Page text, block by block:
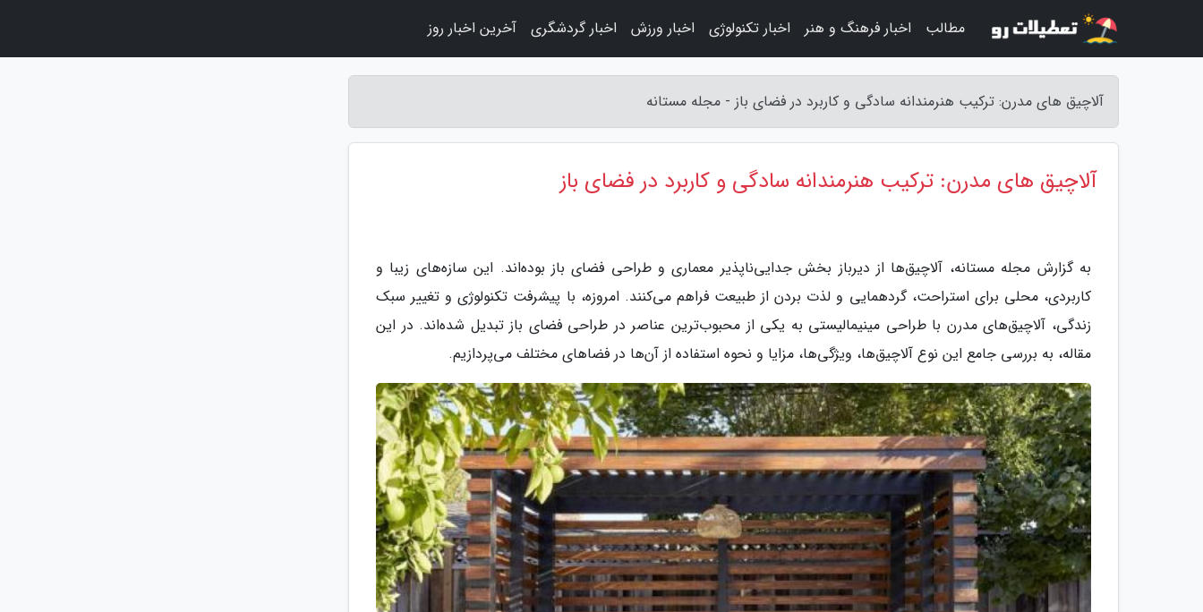
آلاچیق های مدرن: ترکیب هنرمندانه سادگی و کاربرد در فضای باز - مجله مستانه
آلاچیق های مدرن: ترکیب هنرمندانه سادگی و کاربرد در فضای باز
به گزارش مجله مستانه، آلاچیق‌ها از دیرباز بخش جدایی‌ناپذیر معماری و طراحی فضای باز بوده‌اند. این سازه‌های زیبا و
کاربردی، محلی برای استراحت، گردهمایی و لذت بردن از طبیعت فراهم می‌کنند. امروزه، با پیشرفت تکنولوژی و تغییر سبک
زندگی، آلاچیق‌های مدرن با طراحی مینیمالیستی به یکی از محبوب‌ترین عناصر در طراحی فضای باز تبدیل شده‌اند. در این
مقاله، به بررسی جامع این نوع آلاچیق‌ها، ویژگی‌ها، مزایا و نحوه استفاده از آن‌ها در فضاهای مختلف می‌پردازیم.
مطالب اخبار فرهنگ و هنر اخبار تکنولوژی اخبار ورزش اخبار گردشگری آخرین اخبار روز